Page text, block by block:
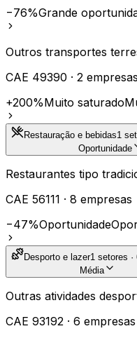
−76%Grande
Outros transportes
CAE 49390 · 2 empresas
+200%Muito saturado
Restauração e bebidas1
Oportunidade
Restaurantes tipo
CAE 56111 · 8 empresas
−47%Oportunidade
Desporto e lazer1 setores ·
Média
Outras atividades
CAE 93192 · 6 empresas